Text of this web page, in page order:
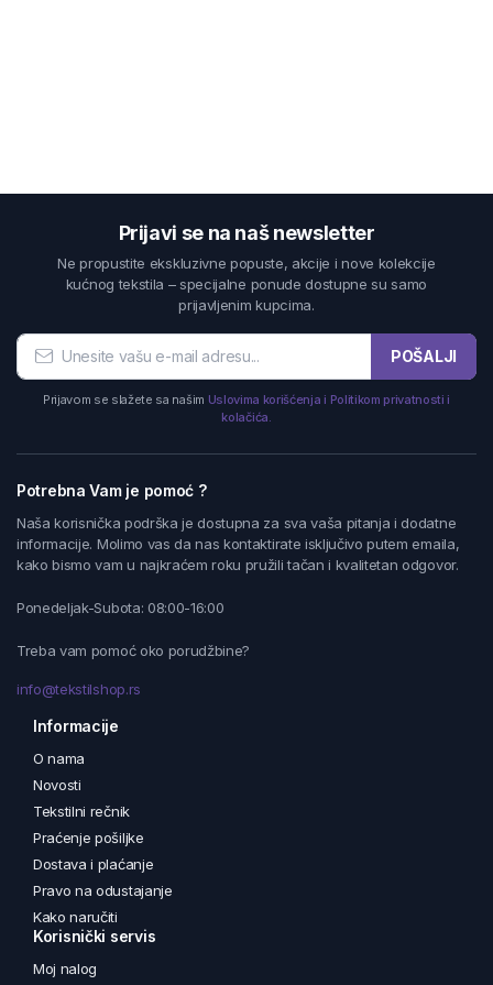
Prijavi se na naš newsletter
Ne propustite ekskluzivne popuste, akcije i nove kolekcije
kućnog tekstila – specijalne ponude dostupne su samo
prijavljenim kupcima.
POŠALJI
Prijavom se slažete sa našim Uslovima korišćenja i Politikom privatnosti i
kolačića.
Potrebna Vam je pomoć ?
Naša korisnička podrška je dostupna za sva vaša pitanja i dodatne
informacije. Molimo vas da nas kontaktirate isključivo putem emaila,
kako bismo vam u najkraćem roku pružili tačan i kvalitetan odgovor.
Ponedeljak-Subota: 08:00-16:00
Treba vam pomoć oko porudžbine?
info@tekstilshop.rs
Informacije
O nama
Novosti
Tekstilni rečnik
Praćenje pošiljke
Dostava i plaćanje
Pravo na odustajanje
Kako naručiti
Korisnički servis
Moj nalog